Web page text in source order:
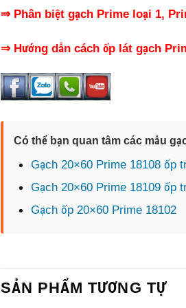
⇒ Phân biệt gạch Prime loại 1,
⇒ Hướng dẫn cách ốp lát gạch
Có thể bạn quan tâm các mẫu
Gạch 20×60 Prime 18108 ốp
Gạch 20×60 Prime 18109 ốp
Gạch ốp 20×60 Prime 18102
SẢN PHẨM TƯƠNG TỰ